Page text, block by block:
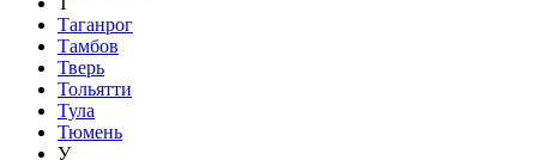
Таганрог
Тамбов
Тверь
Тольятти
Тула
Тюмень
У